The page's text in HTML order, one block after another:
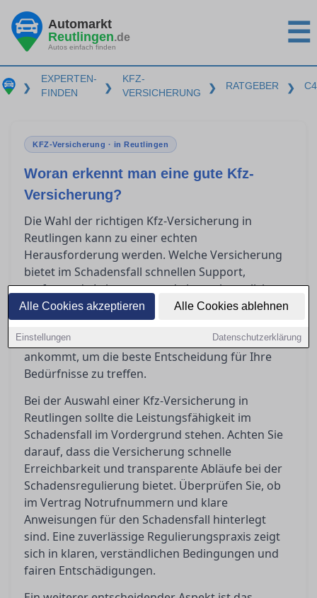
Alle Cookies akzeptieren Alle Cookies ablehnen
Einstellungen Datenschutzerklärung
Automarkt
Reutlingen.de
Autos einfach finden ☰
❯
EXPERTEN-
FINDEN
❯
KFZ-
VERSICHERUNG
❯ RATGEBER ❯
KFZ-Versicherung · in Reutlingen
Woran erkennt man eine gute Kfz-
Versicherung?
Die Wahl der richtigen Kfz-Versicherung in
Reutlingen kann zu einer echten
Herausforderung werden. Welche Versicherung
bietet im Schadensfall schnellen Support,
umfassende Leistungen und eine unkomplizierte
Schadensregulierung? Dieser Ratgeber gibt Ihnen
Einblicke, wie Sie die Bedingungen richtig deuten
und worauf es bei Kundenbewertungen wirklich
ankommt, um die beste Entscheidung für Ihre
Bedürfnisse zu treffen.
Bei der Auswahl einer Kfz-Versicherung in
Reutlingen sollte die Leistungsfähigkeit im
Schadensfall im Vordergrund stehen. Achten Sie
darauf, dass die Versicherung schnelle
Erreichbarkeit und transparente Abläufe bei der
Schadensregulierung bietet. Überprüfen Sie, ob
im Vertrag Notrufnummern und klare
Anweisungen für den Schadensfall hinterlegt
sind. Eine zuverlässige Regulierungspraxis zeigt
sich in klaren, verständlichen Bedingungen und
fairen Entschädigungen.